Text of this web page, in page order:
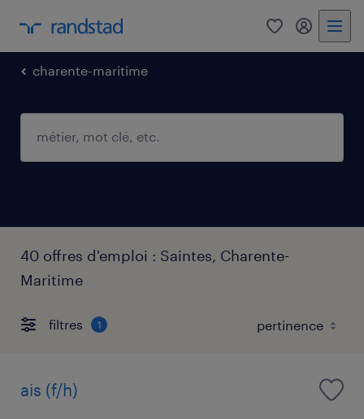
0 mon
charente-maritime
40 offres d'emploi : Saintes, Charente-
Maritime
filtres 1
ais (f/h)